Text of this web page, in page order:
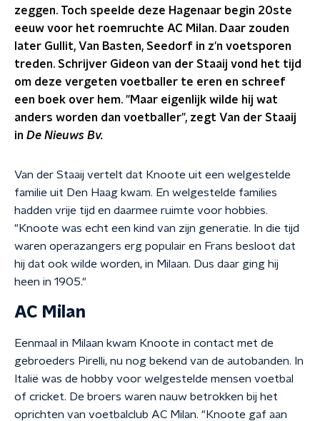
zeggen. Toch speelde deze Hagenaar begin 20ste
eeuw voor het roemruchte AC Milan. Daar zouden
later Gullit, Van Basten, Seedorf in z'n voetsporen
treden. Schrijver Gideon van der Staaij vond het tijd
om deze vergeten voetballer te eren en schreef
een boek over hem. "Maar eigenlijk wilde hij wat
anders worden dan voetballer", zegt Van der Staaij
in De Nieuws Bv.
Van der Staaij vertelt dat Knoote uit een welgestelde
familie uit Den Haag kwam. En welgestelde families
hadden vrije tijd en daarmee ruimte voor hobbies.
"Knoote was echt een kind van zijn generatie. In die tijd
waren operazangers erg populair en Frans besloot dat
hij dat ook wilde worden, in Milaan. Dus daar ging hij
heen in 1905."
AC Milan
Eenmaal in Milaan kwam Knoote in contact met de
gebroeders Pirelli, nu nog bekend van de autobanden. In
Italië was de hobby voor welgestelde mensen voetbal
of cricket. De broers waren nauw betrokken bij het
oprichten van voetbalclub AC Milan. "Knoote gaf aan